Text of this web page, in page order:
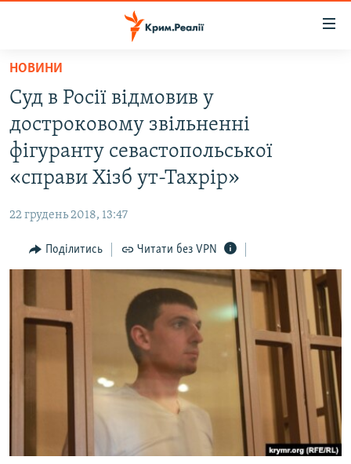
Перейти
основного
матеріалу
Перейти
до
основної
Перейти
пошуку
ВОДА.КРИМ
ВІДЕО ТА ФОТО
ПОГЛЯД
ІНТЕРВ'Ю
СПЕЦПРОЕКТИ
ДЕПОРТАЦІЯ
ІНФОГРАФІКА
ЯК ОБІЙТИ БЛОКУВАННЯ
ДОЛУЧАЙСЯ!
НОВИНИ
Суд в Росії відмовив у
достроковому звільненні
фігуранту севастопольської
«справи Хізб ут-Тахрір»
22 грудень 2018, 13:47
Поділитись Читати без VPN